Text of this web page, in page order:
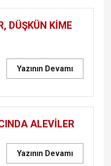
DÜŞKÜN KİME
Yazının Devamı
ALEVİLER
Yazının Devamı